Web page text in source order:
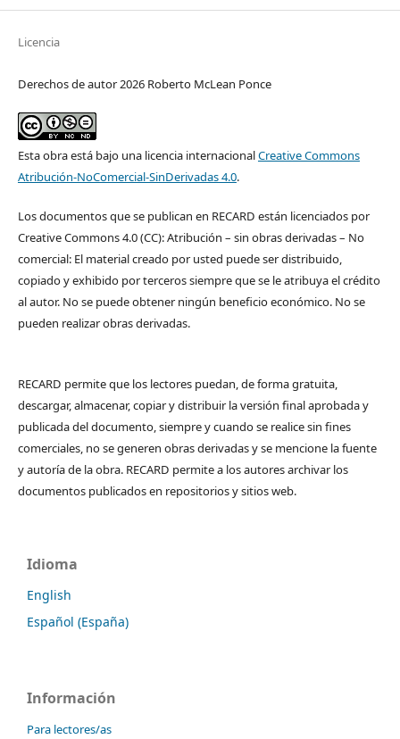
Licencia
Derechos de autor 2026 Roberto McLean Ponce
Esta obra está bajo una licencia internacionalCreative Commons
Atribución-NoComercial-SinDerivadas 4.0.
Los documentos que se publican en RECARD están licenciados por
Creative Commons 4.0 (CC): Atribución – sin obras derivadas – No
comercial: El material creado por usted puede ser distribuido,
copiado y exhibido por terceros siempre que se le atribuya el crédito
al autor. No se puede obtener ningún beneficio económico. No se
pueden realizar obras derivadas.
RECARD permite que los lectores puedan, de forma gratuita,
descargar, almacenar, copiar y distribuir la versión final aprobada y
publicada del documento, siempre y cuando se realice sin fines
comerciales, no se generen obras derivadas y se mencione la fuente
y autoría de la obra. RECARD permite a los autores archivar los
documentos publicados en repositorios y sitios web.
Idioma
English
Español (España)
Información
Para lectores/as